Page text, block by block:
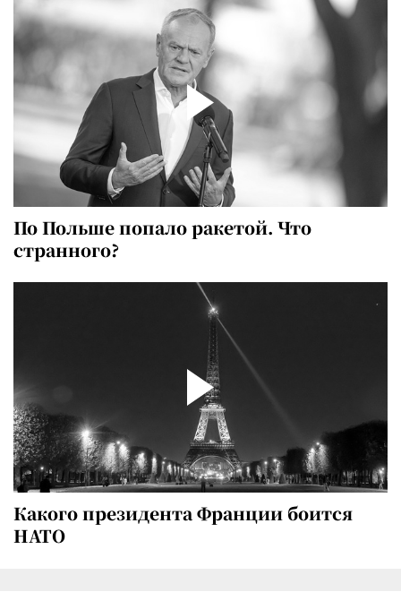
По Польше попало ракетой. Что
странного?
Какого президента Франции боится
НАТО